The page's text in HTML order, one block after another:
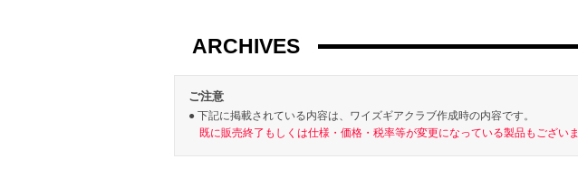
ARCHIVES
ご注意
下記に掲載されている内容は、ワイズギアクラブ作成時の内容です。
既に販売終了もしくは仕様・価格・税率等が変更になっている製品もござい